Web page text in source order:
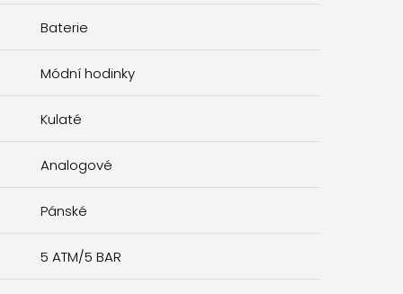
Baterie
Módní hodinky
Kulaté
Analogové
Pánské
5 ATM/5 BAR